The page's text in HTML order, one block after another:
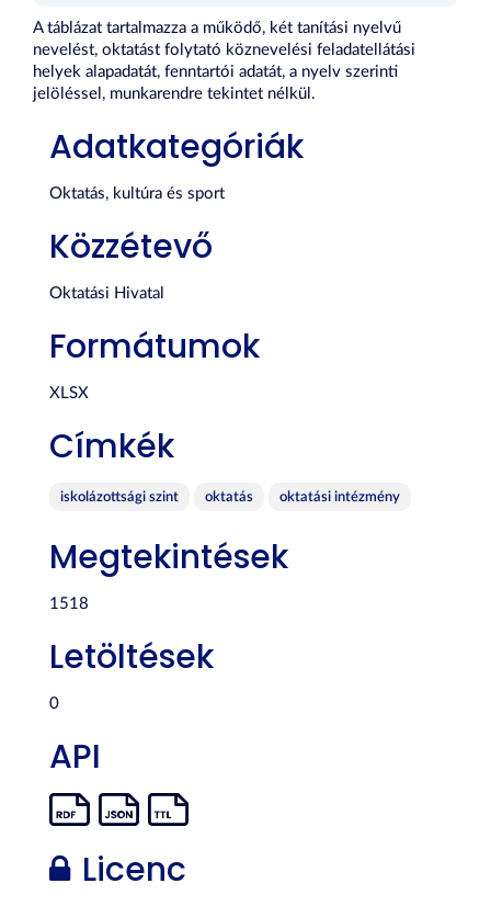
A táblázat tartalmazza a működő, két tanítási nyelvű
nevelést, oktatást folytató köznevelési feladatellátási
helyek alapadatát, fenntartói adatát, a nyelv szerinti
jelöléssel, munkarendre tekintet nélkül.
Adatkategóriák
Oktatás, kultúra és sport
Közzétevő
Oktatási Hivatal
Formátumok
XLSX
Címkék
iskolázottsági szint oktatás oktatási intézmény
Megtekintések
1518
Letöltések
0
API
Licenc